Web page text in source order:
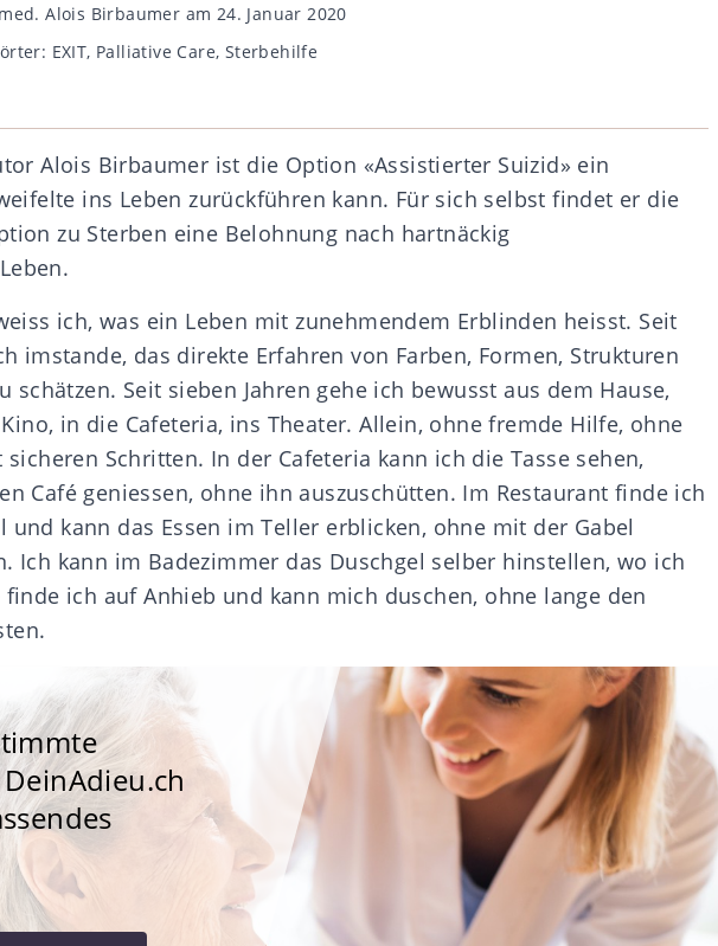
Alois Birbaumer am 24. Januar 2020
EXIT, Palliative Care, Sterbehilfe
Alois Birbaumer ist die Option «Assistierter Suizid» ein
ins Leben zurückführen kann. Für sich selbst findet er die
zu Sterben eine Belohnung nach hartnäckig
ich, was ein Leben mit zunehmendem Erblinden heisst. Seit
imstande, das direkte Erfahren von Farben, Formen, Strukturen
schätzen. Seit sieben Jahren gehe ich bewusst aus dem Hause,
in die Cafeteria, ins Theater. Allein, ohne fremde Hilfe, ohne
Schritten. In der Cafeteria kann ich die Tasse sehen,
Café geniessen, ohne ihn auszuschütten. Im Restaurant finde ich
und kann das Essen im Teller erblicken, ohne mit der Gabel
Ich kann im Badezimmer das Duschgel selber hinstellen, wo ich
ich auf Anhieb und kann mich duschen, ohne lange den
DeinAdieu.ch